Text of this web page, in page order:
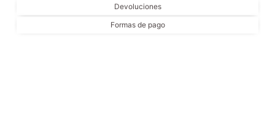
Devoluciones
Formas de pago